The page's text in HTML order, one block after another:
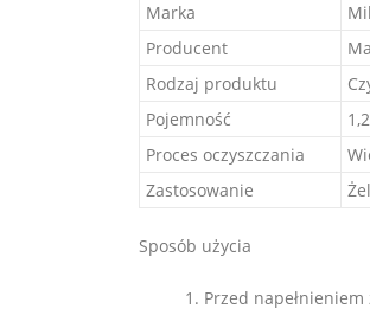
Marka
Producent
Rodzaj produktu
Pojemność
Proces oczyszczania
Zastosowanie
Sposób użycia
Przed